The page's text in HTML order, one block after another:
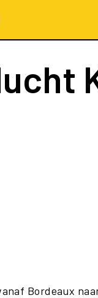
Bordeaux